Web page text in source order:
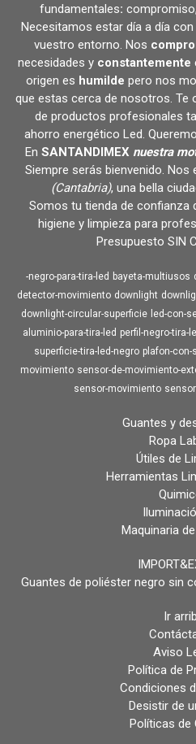
fundamentales:
Necesitamos estar día a día
vuestro entorno. Nos
necesidades y constantemente
origen es humilde pero nos
que estas cerca de nosotros. Te
de productos profesionales
ahorro energético Led.
En SANTANDIMEX nuestra
Siempre serás bienvenido. Nos
(Cantabria), una bella
Somos tu tienda de confianza
higiene y limpieza para
Presupuesto SIN
-negro-para-tira-led bayeta-multiusos
detector-movimiento downlight
downlight-circular-superficie
led-con-
aluminio-para-tira-led perfil-negro-tira-
superficie-tira-led-negro plafon-con-
movimiento sensor-de-movimiento-
sensor-movimiento
Guantes y
Ropa
Útiles de
Herramientas
Maquinaria
Guantes de poliéster negro sin
Ir
Aviso
Política de
Condiciones
Desistir de
Políticas de